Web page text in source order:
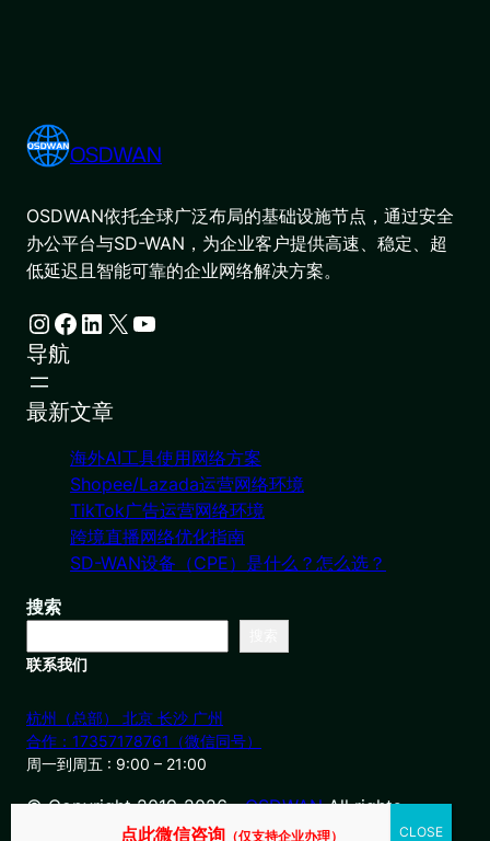
OSDWAN
OSDWAN依托全球广泛布局的基础设施节点，通过安全
办公平台与SD-WAN，为企业客户提供高速、稳定、超
低延迟且智能可靠的企业网络解决方案。
Instagram Facebook LinkedIn X YouTube
导航
最新文章
海外AI工具使用网络方案
Shopee/Lazada运营网络环境
TikTok广告运营网络环境
跨境直播网络优化指南
SD-WAN设备（CPE）是什么？怎么选？
搜索
联系我们
杭州（总部） 北京 长沙 广州
合作：17357178761（微信同号）
周一到周五 : 9:00 – 21:00
© Copyright 2019-2026・OSDWANAll rights
点此微信咨询 （仅支持企业办理）